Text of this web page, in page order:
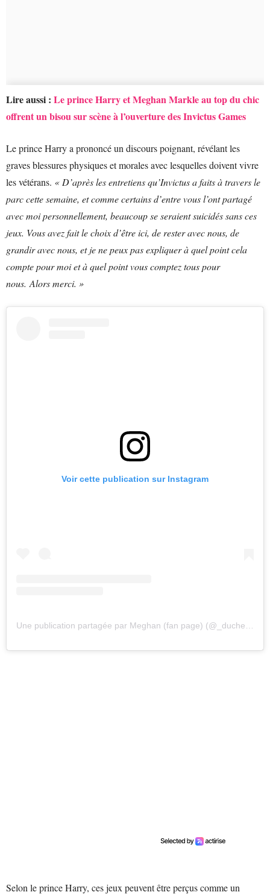
Lire aussi : Le prince Harry et Meghan Markle au top du chic
offrent un bisou sur scène à l’ouverture des Invictus Games
Le prince Harry a prononcé un discours poignant, révélant les
graves blessures physiques et morales avec lesquelles doivent vivre
les vétérans. « D’après les entretiens qu’Invictus a faits à travers le
parc cette semaine, et comme certains d’entre vous l’ont partagé
avec moi personnellement, beaucoup se seraient suicidés sans ces
jeux. Vous avez fait le choix d’être ici, de rester avec nous, de
grandir avec nous, et je ne peux pas expliquer à quel point cela
compte pour moi et à quel point vous comptez tous pour
nous. Alors merci. »
Voir cette publication sur Instagram
Selon le prince Harry, ces jeux peuvent être perçus comme un